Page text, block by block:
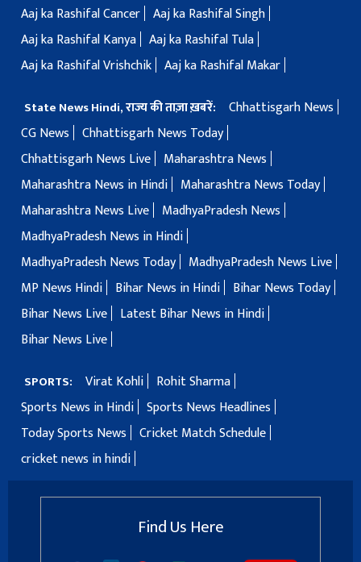
Aaj ka Rashifal Cancer Aaj ka Rashifal Singh
Aaj ka Rashifal Kanya Aaj ka Rashifal Tula
Aaj ka Rashifal Vrishchik Aaj ka Rashifal Makar
State News Hindi, राज्य की ताज़ा ख़बरें:
Chhattisgarh News
CG News
Chhattisgarh News Today
Chhattisgarh News Live
Maharashtra News
Maharashtra News in Hindi
Maharashtra News Today
Maharashtra News Live
MadhyaPradesh News
MadhyaPradesh News in Hindi
MadhyaPradesh News Today
MadhyaPradesh News Live
MP News Hindi
Bihar News in Hindi
Bihar News Today
Bihar News Live
Latest Bihar News in Hindi
Bihar News Live
SPORTS: Virat Kohli
Rohit Sharma
Sports News in Hindi Sports News Headlines
Today Sports News
Cricket Match Schedule
cricket news in hindi
Find Us Here